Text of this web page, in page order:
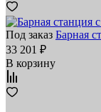
Под заказ Барная
33 201 ₽
В корзину